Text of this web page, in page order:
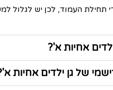
תחילת העמוד, לכן יש לגלול
אחיות א'?
של גן ילדים אחיות